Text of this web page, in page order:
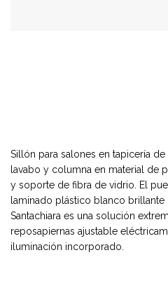
Sillón para salones en tapicería
lavabo y columna en material de
y soporte de fibra de vidrio. El
laminado plástico blanco
Santachiara es una solución
reposapiernas ajustable
iluminación incorporado.